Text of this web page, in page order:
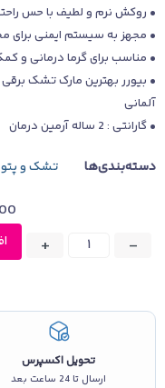
• روکش نرم و لطیف با حس
• مجهز به سیستم ایمنی برای
• مناسب برای گرما درمانی و
• بیورر بهترین مارک تشک
آلمانی
• گارانتی : 2 ساله آرمین درمان
دسته‌بندی‌ها تشک و پتو
تحویل اکسپرس
ارسال تا 24 ساعت بعد
-
+